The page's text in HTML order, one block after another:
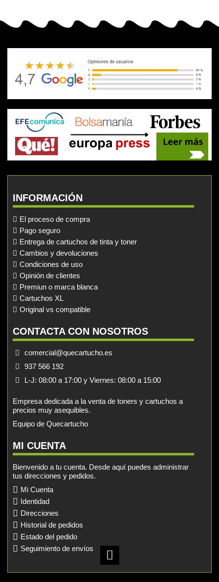
INFORMACIÓN
El proceso de compra
Pago seguro
Entrega de cartuchos de tinta y toner
Cambios y devoluciones
Condiciones de uso
Opinión de clientes
Premiun o marca blanca
Cartuchos XL
Original vs compatible
CONTACTA CON NOSOTROS
comercial@quecartucho.es
937 566 192
L-J: 08:00 a 17:00 y Viernes: 08:00 a 15:00
Empresa dedicada a la venta de toners y cartuchos a
precios muy asequibles.
Equipo de Quecartucho
MI CUENTA
Bienvenido a tu cuenta. Desde aquí puedes administrar
tus direcciones y pedidos.
Mi Cuenta
Identidad
Direcciones
Historial de pedidos
Estado del pedido
Seguimiento de envíos